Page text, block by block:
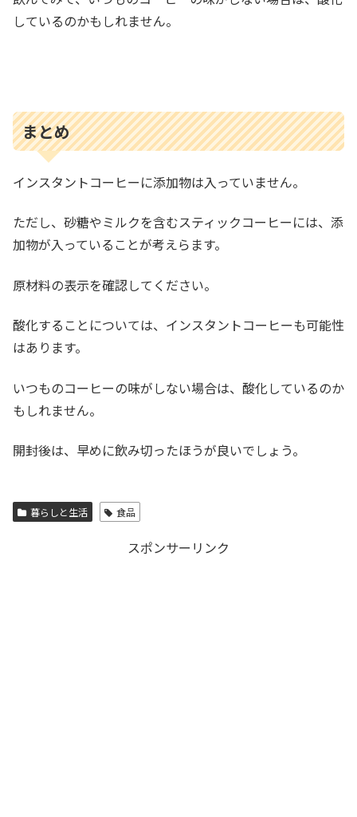
しているのかもしれません。
まとめ
インスタントコーヒーに添加物は入っていません。
ただし、砂糖やミルクを含むスティックコーヒーには、添
加物が入っていることが考えらます。
原材料の表示を確認してください。
酸化することについては、インスタントコーヒーも可能性
はあります。
いつものコーヒーの味がしない場合は、酸化しているのか
もしれません。
開封後は、早めに飲み切ったほうが良いでしょう。
暮らしと生活 食品
スポンサーリンク